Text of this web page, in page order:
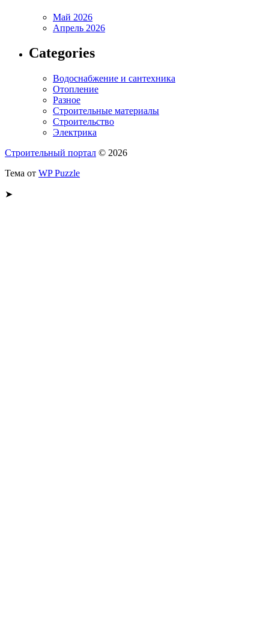
Май 2026
Апрель 2026
Categories
Водоснабжение и сантехника
Отопление
Разное
Строительные материалы
Строительство
Электрика
Строительный портал © 2026
Тема от WP Puzzle
➤